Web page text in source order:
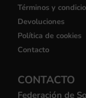
Términos y
Devoluciones
Política de cookies
Contacto
CONTACTO
Federación de